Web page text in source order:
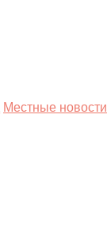
Местные новости